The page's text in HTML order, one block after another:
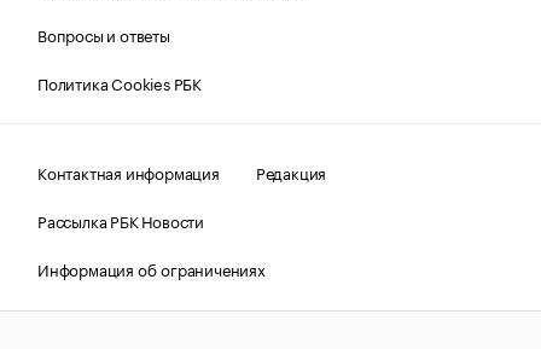
Вопросы и ответы
Политика Cookies РБК
Контактная информация
Редакция
Рассылка РБК Новости
Информация об ограничениях
Правовая информация
О соблюдении авторских прав